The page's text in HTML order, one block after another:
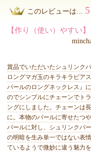
このレビューは... 5
【作り（使い）やすい】
賞品でいただいたシュリンク
ロングマガ玉のキラキラピア
パールのロングネックレス』
のでシンプルにチェーンでト
ングにしました。チェーンは
に。本物のパールに寄せたつ
パールに対し、シュリンクパ
の明暗を生み単一ではない表
ているようで微妙に違う魅力